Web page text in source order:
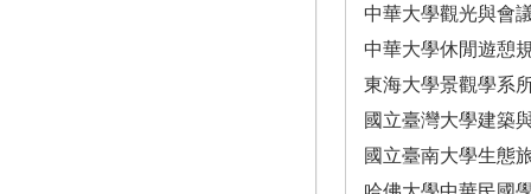
中華大學觀光與會
中華大學休閒遊憩
東海大學景觀學系
國立臺灣大學建築
國立臺南大學生態